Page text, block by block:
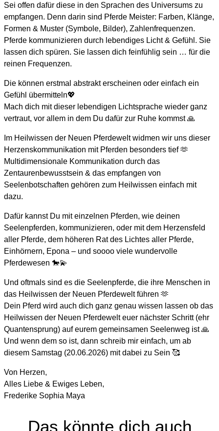
Sei offen dafür diese in den Sprachen des Universums zu
empfangen. Denn darin sind Pferde Meister: Farben, Klänge,
Formen & Muster (Symbole, Bilder), Zahlenfrequenzen.
Pferde kommunizieren durch lebendiges Licht & Gefühl. Sie
lassen dich spüren. Sie lassen dich feinfühlig sein … für die
reinen Frequenzen.
Die können erstmal abstrakt erscheinen oder einfach ein
Gefühl übermitteln💖
Mach dich mit dieser lebendigen Lichtsprache wieder ganz
vertraut, vor allem in dem Du dafür zur Ruhe kommst 🙏
Im Heilwissen der Neuen Pferdewelt widmen wir uns dieser
Herzenskommunikation mit Pferden besonders tief 🫶
Multidimensionale Kommunikation durch das
Zentaurenbewusstsein & das empfangen von
Seelenbotschaften gehören zum Heilwissen einfach mit
dazu.
Dafür kannst Du mit einzelnen Pferden, wie deinen
Seelenpferden, kommunizieren, oder mit dem Herzensfeld
aller Pferde, dem höheren Rat des Lichtes aller Pferde,
Einhörnern, Epona – und soooo viele wundervolle
Pferdewesen 🐎💫
Und oftmals sind es die Seelenpferde, die ihre Menschen in
das Heilwissen der Neuen Pferdewelt führen 🫶
Dein Pferd wird auch dich ganz genau wissen lassen ob das
Heilwissen der Neuen Pferdewelt euer nächster Schritt (ehr
Quantensprung) auf eurem gemeinsamen Seelenweg ist 🙏
Und wenn dem so ist, dann schreib mir einfach, um ab
diesem Samstag (20.06.2026) mit dabei zu Sein 🥰
Von Herzen,
Alles Liebe & Ewiges Leben,
Frederike Sophia Maya
Das könnte dich auch